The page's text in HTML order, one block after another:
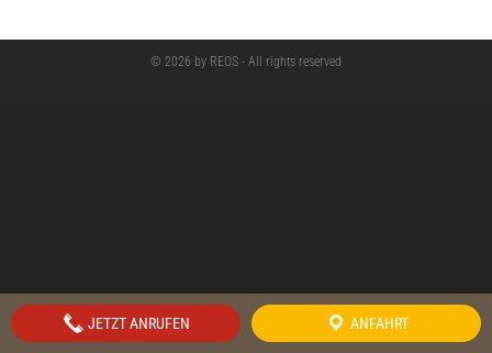
© 2026 by REOS - All rights reserved
JETZT ANRUFEN ANFAHRT